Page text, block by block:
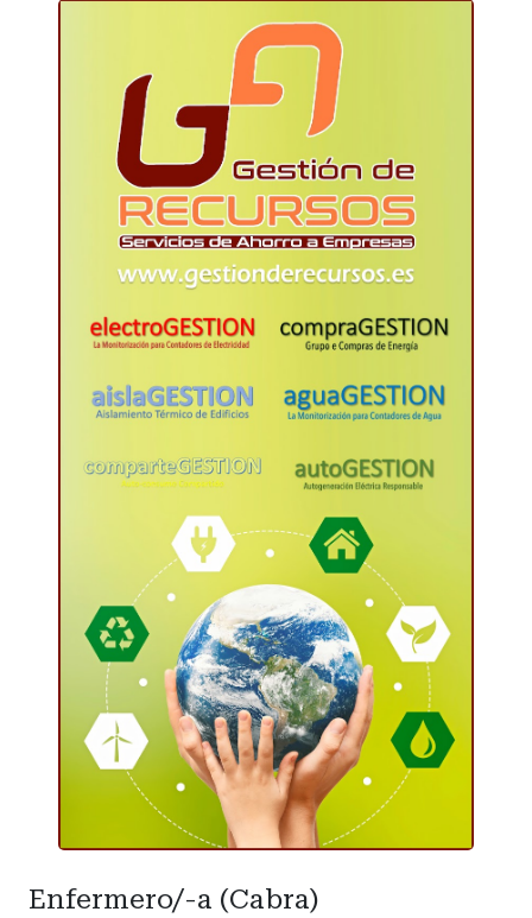
Enfermero/-a (Cabra)